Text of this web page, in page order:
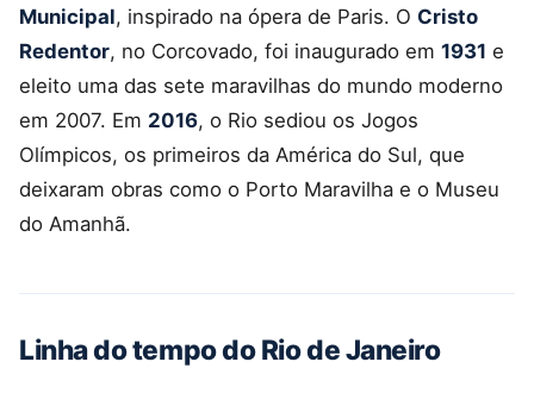
Municipal, inspirado na ópera de Paris. O Cristo
Redentor, no Corcovado, foi inaugurado em 1931 e
eleito uma das sete maravilhas do mundo moderno
em 2007. Em 2016, o Rio sediou os Jogos
Olímpicos, os primeiros da América do Sul, que
deixaram obras como o Porto Maravilha e o Museu
do Amanhã.
Linha do tempo do Rio de Janeiro